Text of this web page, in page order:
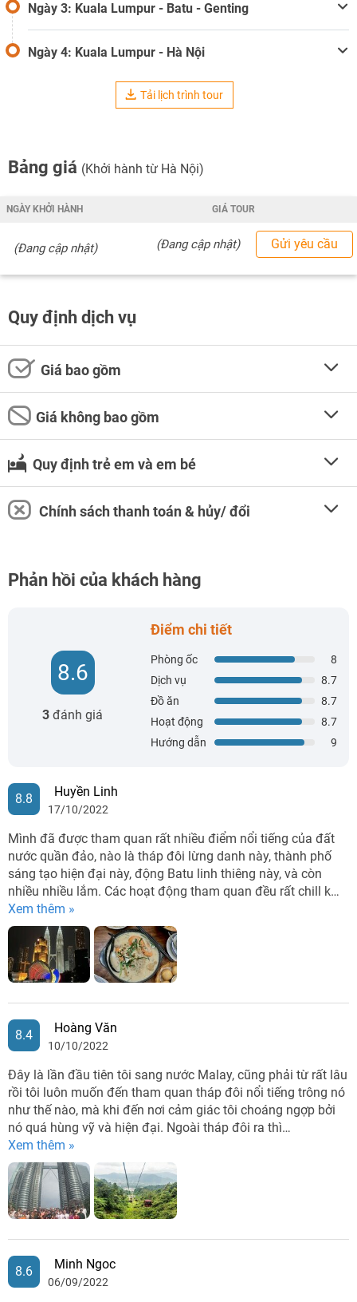
Ngày 3: Kuala Lumpur - Batu - Genting
Ngày 4: Kuala Lumpur - Hà Nội
Tải lịch trình tour
Bảng giá (Khởi hành từ Hà Nội)
NGÀY KHỞI HÀNH GIÁ TOUR
(Đang cập nhật) (Đang cập nhật) Gửi yêu cầu
Quy định dịch vụ
Giá bao gồm
Giá không bao gồm
Quy định trẻ em và em bé
Chính sách thanh toán & hủy/ đổi
Phản hồi của khách hàng
8.6
3 đánh giá
Điểm chi tiết
Phòng ốc
8
Dịch vụ
8.7
Đồ ăn
8.7
Hoạt động
8.7
Hướng dẫn
9
8.8 Huyền Linh
17/10/2022
Mình đã được tham quan rất nhiều điểm nổi tiếng của đất
nước quần đảo, nào là tháp đôi lừng danh này, thành phố
sáng tạo hiện đại này, động Batu linh thiêng này, và còn
nhiều nhiều lắm. Các hoạt động tham quan đều rất chill k…
Xem thêm »
8.4 Hoàng Văn
10/10/2022
Đây là lần đầu tiên tôi sang nước Malay, cũng phải từ rất lâu
rồi tôi luôn muốn đến tham quan tháp đôi nổi tiếng trông nó
như thế nào, mà khi đến nơi cảm giác tôi choáng ngợp bởi
nó quá hùng vỹ và hiện đại. Ngoài tháp đôi ra thì…
Xem thêm »
8.6 Minh Ngoc
06/09/2022